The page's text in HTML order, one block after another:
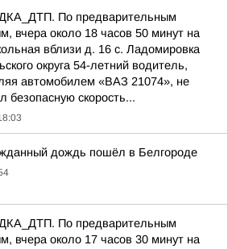
По предварительным
вчера около 18 часов 50 минут на
вблизи д. 16 с. Ладомировка
округа 54-летний водитель,
автомобилем «ВАЗ 21074», не
безопасную скорость...
дождь пошёл в Белгороде
По предварительным
вчера около 17 часов 30 минут на